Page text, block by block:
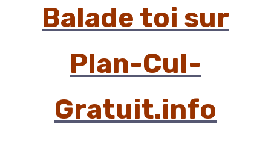
Balade toi sur
Plan-Cul-
Gratuit.info